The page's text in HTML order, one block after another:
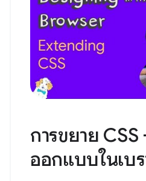
การขยาย
ออกแบบในเบร